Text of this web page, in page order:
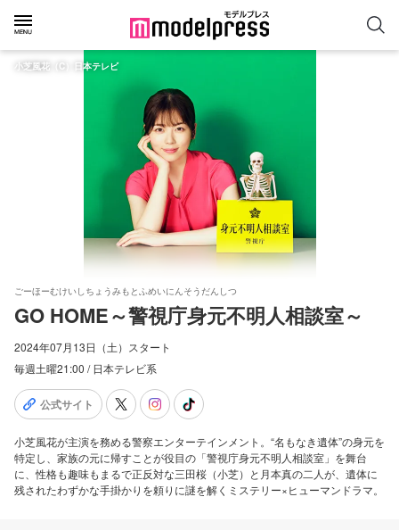
小芝風花（C）日本テレビ
ごーほーむけいしちょうみもとふめいにんそうだんしつ
GO HOME～警視庁身元不明人相談室～
2024年07月13日（土）スタート
毎週土曜21:00 / 日本テレビ系
公式サイト
小芝風花が主演を務める警察エンターテインメント。“名もなき遺体”の身元を
特定し、家族の元に帰すことが役目の「警視庁身元不明人相談室」を舞台
に、性格も趣味もまるで正反対な三田桜（小芝）と月本真の二人が、遺体に
残されたわずかな手掛かりを頼りに謎を解くミステリー×ヒューマンドラマ。